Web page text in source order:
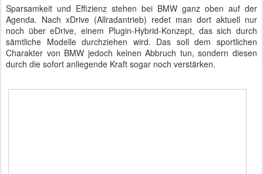
Sparsamkeit und Effizienz stehen bei BMW ganz oben auf der
Agenda. Nach xDrive (Allradantrieb) redet man dort aktuell nur
noch über eDrive, einem Plugin-Hybrid-Konzept, das sich durch
sämtliche Modelle durchziehen wird. Das soll dem sportlichen
Charakter von BMW jedoch keinen Abbruch tun, sondern diesen
durch die sofort anliegende Kraft sogar noch verstärken.